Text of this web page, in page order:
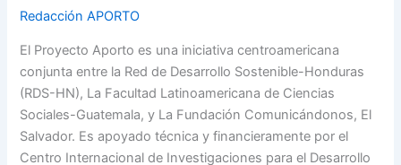
Redacción APORTO
El Proyecto Aporto es una iniciativa centroamericana
conjunta entre la Red de Desarrollo Sostenible-Honduras
(RDS-HN), La Facultad Latinoamericana de Ciencias
Sociales-Guatemala, y La Fundación Comunicándonos, El
Salvador. Es apoyado técnica y financieramente por el
Centro Internacional de Investigaciones para el Desarrollo
justicia